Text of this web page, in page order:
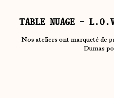
TABLE NUAGE –
Nos ateliers ont marqueté de
Dumas